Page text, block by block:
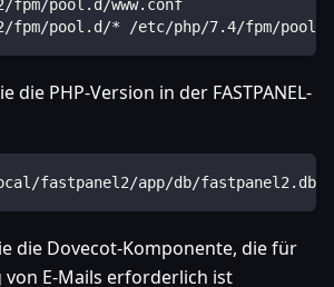
pool.d/www.conf
fpm/pool.d/* /etc/php/7.4/fpm/
die PHP-Version in der FASTPANEL-
fastpanel2/app/db/fastpanel2.db
die Dovecot-Komponente, die für
von E-Mails erforderlich ist